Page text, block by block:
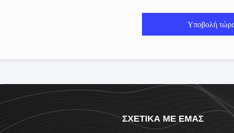
Υποβολή
ΣΧΕΤΙΚΆ ΜΕ ΕΜΆΣ